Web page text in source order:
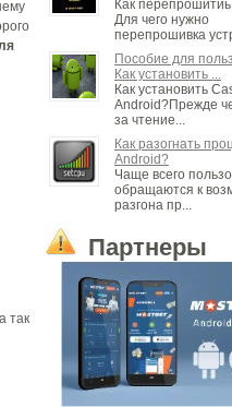
так
Как
Для чего нужно
перепрошивка
Пособие для
Как установить ...
Как установить
Android?Прежде
за чтение...
Как разогнать
Android?
Чаще всего
обращаются к
разгона пр...
Партнеры